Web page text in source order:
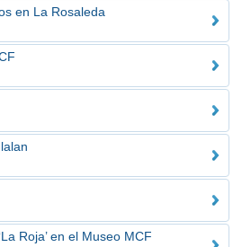
en La Rosaleda
Roja’ en el Museo MCF